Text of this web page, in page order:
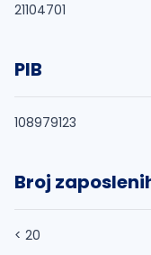
21104701
PIB
108979123
Broj
< 20